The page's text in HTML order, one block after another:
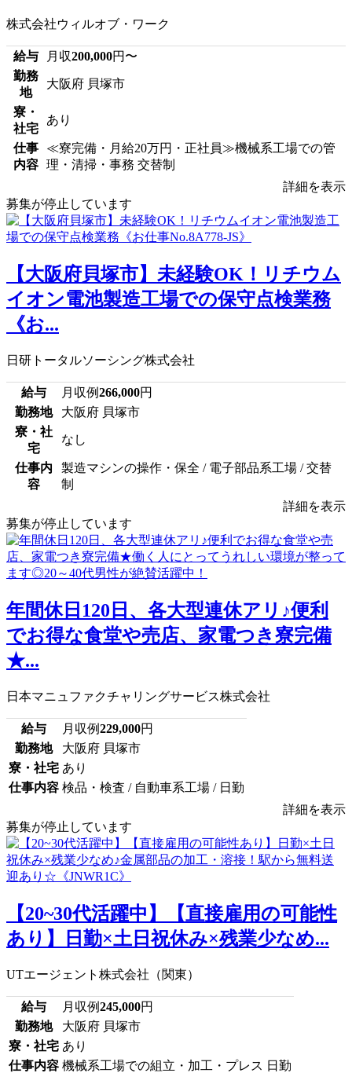
株式会社ウィルオブ・ワーク
給与 月収200,000円〜
勤務
地
大阪府 貝塚市
寮・
社宅
あり
仕事
内容
≪寮完備・月給20万円・正社員≫機械系工場での管
理・清掃・事務 交替制
詳細を表示
募集が停止しています
【大阪府貝塚市】未経験OK！リチウム
イオン電池製造工場での保守点検業務
《お...
日研トータルソーシング株式会社
給与 月収例266,000円
勤務地
大阪府 貝塚市
寮・社
宅
なし
仕事内
容
製造マシンの操作・保全 / 電子部品系工場 / 交替
制
詳細を表示
募集が停止しています
年間休日120日、各大型連休アリ♪便利
でお得な食堂や売店、家電つき寮完備
★...
日本マニュファクチャリングサービス株式会社
給与 月収例229,000円
勤務地
大阪府 貝塚市
寮・社宅 あり
仕事内容 検品・検査 / 自動車系工場 / 日勤
詳細を表示
募集が停止しています
【20~30代活躍中】【直接雇用の可能性
あり】日勤×土日祝休み×残業少なめ...
UTエージェント株式会社（関東）
給与 月収例245,000円
勤務地
大阪府 貝塚市
寮・社宅 あり
仕事内容 機械系工場での組立・加工・プレス 日勤